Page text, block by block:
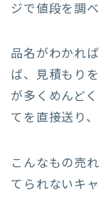
ジで値段を調
品名がわかれ
ば、見積もり
が多くめんど
てを直接送り
こんなもの売
てられないキ